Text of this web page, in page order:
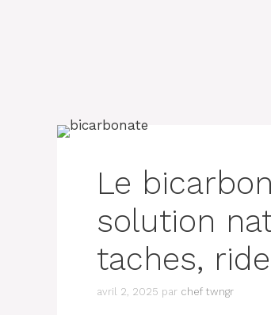
Le
solution
taches,
avril 2, 2025 par chef twngr